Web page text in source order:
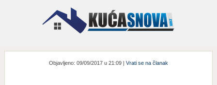
Objavljeno: 09/09/2017 u 21:09 | Vrati se na članak